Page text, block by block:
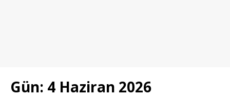
Gün: 4 Haziran 2026